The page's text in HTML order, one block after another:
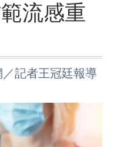
流感重
記者王冠廷報導